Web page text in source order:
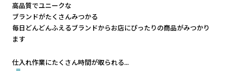
高品質でユニークな
ブランドがたくさんみつかる
毎日どんどんふえるブランドからお店にぴったりの商品がみつかり
ます
仕入れ作業にたくさん時間が取られる...